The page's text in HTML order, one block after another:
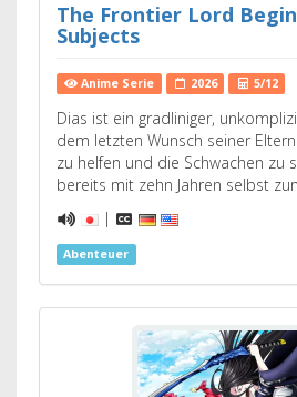
The Frontier Lord
Subjects
Anime Serie 2026 5/12
Dias ist ein gradliniger,
dem letzten Wunsch seiner
zu helfen und die Schwachen zu
bereits mit zehn Jahren selbst
|
Abenteuer